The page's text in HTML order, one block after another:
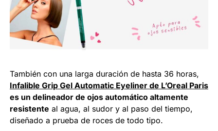
También con una larga duración de hasta 36 horas,
Infalible Grip Gel Automatic Eyeliner de L’Oreal Paris
es un delineador de ojos automático altamente
resistente al agua, al sudor y al paso del tiempo,
diseñado a prueba de roces de todo tipo.